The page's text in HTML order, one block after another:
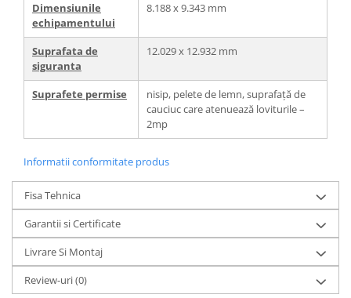
Dimensiunile
echipamentului
8.188 x 9.343 mm
Suprafata de
siguranta
12.029 x 12.932 mm
Suprafete permise
nisip, pelete de lemn, suprafață de
cauciuc care atenuează loviturile –
2mp
Informatii conformitate produs
Fisa Tehnica
Garantii si Certificate
Livrare Si Montaj
Review-uri(0)